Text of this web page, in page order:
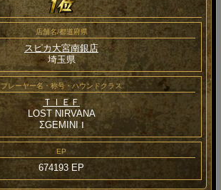
店舗名/都道府県
スピカ大宮南銀店
埼玉県
プレーヤー名・称号・ハウンドクラス
ＴＩＥＦ
LOST NIRVANA
ΣGEMINI Ⅰ
EP
674193 EP